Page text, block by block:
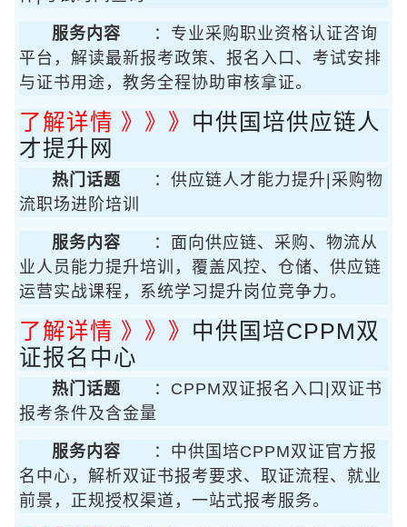
服务内容
：专业采购职业资格认证咨询
平台，解读最新报考政策、报名入口、考试安排
与证书用途，教务全程协助审核拿证。
了解详情 》》》 中供国培供应链人
才提升网
热门话题
：供应链人才能力提升|采购物
流职场进阶培训
服务内容
：面向供应链、采购、物流从
业人员能力提升培训，覆盖风控、仓储、供应链
运营实战课程，系统学习提升岗位竞争力。
了解详情 》》》 中供国培CPPM双
证报名中心
热门话题
：CPPM双证报名入口|双证书
报考条件及含金量
服务内容
：中供国培CPPM双证官方报
名中心，解析双证书报考要求、取证流程、就业
前景，正规授权渠道，一站式报考服务。